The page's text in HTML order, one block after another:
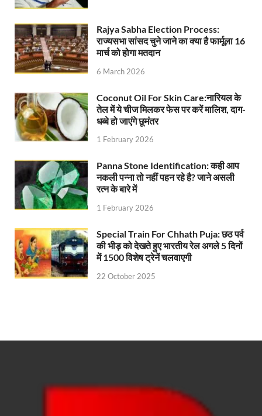
IITF Madhya Pradesh Pavilion: मध्यप्रदेश की
Chitaurgarh News: चित्तौड़गढ़ संसदीय क्षेत्र में
Bastar Olampic: बस्तर ओलंपिक 2025-PM मोदी ने की
Swabhiman Sabha Program: स्वाभिमान सभा
Khadi India Pavilion: इस बार खादी इंडिया पवेलियन में
Uttarakhand News: मुख्यमंत्री पुष्कर धामी ने की बडी
भाजपा विधायक दल की बैठक में सम्राट चौधरी विधायक दल
ISBT Deharadoon: मुख्यमंत्री धामी का आईएसबीटी
Pandüm Cafe Jagdalpur: प्रधानमंत्री और गृह मंत्री
Uttarakhand Gaurav Samman: स्व. साहित्यकार
FIH Junior WorldCup2025: सीएम योगी ने एफआईएच
Rajya Sabha Election Process:
राज्यसभा सांसद चुने जाने का क्या है फार्मूला 16
मार्च को होगा मतदान
6 March 2026
Coconut Oil For Skin Care:नारियल के
तेल में ये चीज मिलकर फेस पर करें मालिश, दाग-
धब्बे हो जाएंगे छूमंतर
1 February 2026
Panna Stone Identification: कही आप
नकली पन्ना तो नहीं पहन रहे है? जाने असली
रत्न के बारे में
1 February 2026
Special Train For Chhath Puja: छठ पर्व
की भीड़ को देखते हुए भारतीय रेल अगले 5 दिनों
में 1500 विशेष ट्रेनें चलवाएगी
22 October 2025